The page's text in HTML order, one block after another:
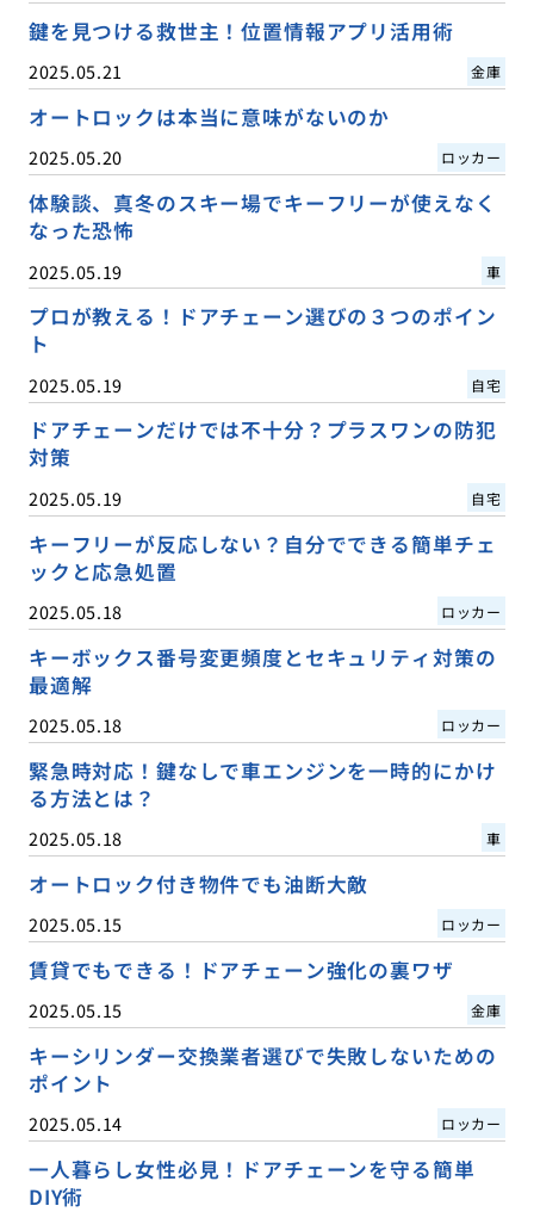
鍵を見つける救世主！位置情報アプリ活用術
2025.05.21 金庫
オートロックは本当に意味がないのか
2025.05.20 ロッカー
体験談、真冬のスキー場でキーフリーが使えなく
なった恐怖
2025.05.19 車
プロが教える！ドアチェーン選びの３つのポイン
ト
2025.05.19 自宅
ドアチェーンだけでは不十分？プラスワンの防犯
対策
2025.05.19 自宅
キーフリーが反応しない？自分でできる簡単チェ
ックと応急処置
2025.05.18 ロッカー
キーボックス番号変更頻度とセキュリティ対策の
最適解
2025.05.18 ロッカー
緊急時対応！鍵なしで車エンジンを一時的にかけ
る方法とは？
2025.05.18 車
オートロック付き物件でも油断大敵
2025.05.15 ロッカー
賃貸でもできる！ドアチェーン強化の裏ワザ
2025.05.15 金庫
キーシリンダー交換業者選びで失敗しないための
ポイント
2025.05.14 ロッカー
一人暮らし女性必見！ドアチェーンを守る簡単
DIY術